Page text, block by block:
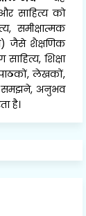
साहित्य को
समीक्षात्मक
जैसे शैक्षणिक
शिक्षा
लेखकों,
को समझने, अनुभव
है।